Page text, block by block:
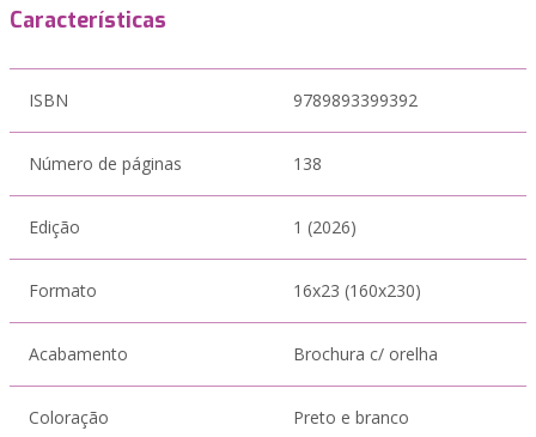
Características
ISBN 9789893399392
Número de páginas 138
Edição 1 (2026)
Formato 16x23 (160x230)
Acabamento Brochura c/ orelha
Coloração Preto e branco